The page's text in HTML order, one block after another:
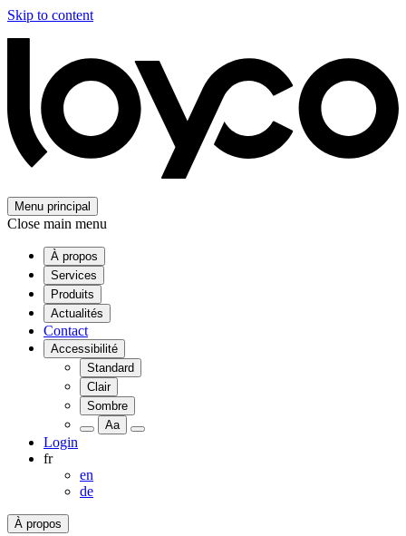
Skip to content
Menu principal
Close main menu
À propos
Services
Produits
Actualités
Contact
Accessibilité
Standard
Clair
Sombre
Aa
Login
fr
en
de
À propos